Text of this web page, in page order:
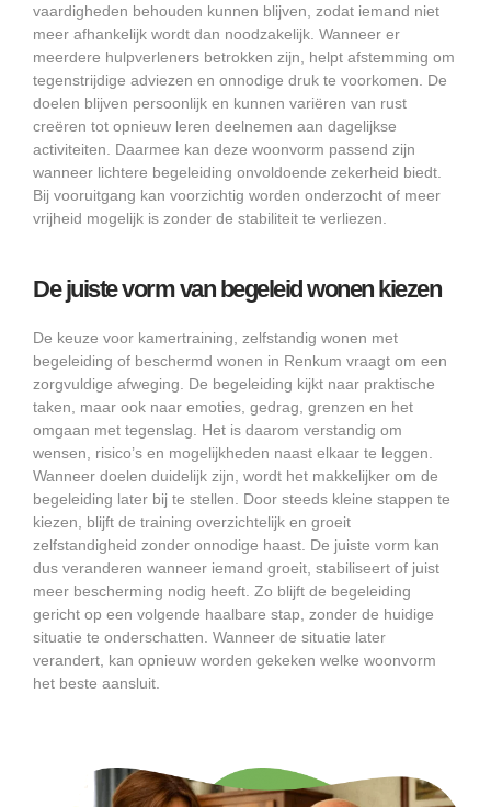
vaardigheden behouden kunnen blijven, zodat iemand niet
meer afhankelijk wordt dan noodzakelijk. Wanneer er
meerdere hulpverleners betrokken zijn, helpt afstemming om
tegenstrijdige adviezen en onnodige druk te voorkomen. De
doelen blijven persoonlijk en kunnen variëren van rust
creëren tot opnieuw leren deelnemen aan dagelijkse
activiteiten. Daarmee kan deze woonvorm passend zijn
wanneer lichtere begeleiding onvoldoende zekerheid biedt.
Bij vooruitgang kan voorzichtig worden onderzocht of meer
vrijheid mogelijk is zonder de stabiliteit te verliezen.
De juiste vorm van begeleid wonen kiezen
De keuze voor kamertraining, zelfstandig wonen met
begeleiding of beschermd wonen in Renkum vraagt om een
zorgvuldige afweging. De begeleiding kijkt naar praktische
taken, maar ook naar emoties, gedrag, grenzen en het
omgaan met tegenslag. Het is daarom verstandig om
wensen, risico’s en mogelijkheden naast elkaar te leggen.
Wanneer doelen duidelijk zijn, wordt het makkelijker om de
begeleiding later bij te stellen. Door steeds kleine stappen te
kiezen, blijft de training overzichtelijk en groeit
zelfstandigheid zonder onnodige haast. De juiste vorm kan
dus veranderen wanneer iemand groeit, stabiliseert of juist
meer bescherming nodig heeft. Zo blijft de begeleiding
gericht op een volgende haalbare stap, zonder de huidige
situatie te onderschatten. Wanneer de situatie later
verandert, kan opnieuw worden gekeken welke woonvorm
het beste aansluit.